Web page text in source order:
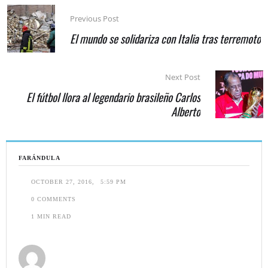
FARÁNDULA
OCTOBER 27, 2016 5:59 PM
0 COMMENTS
1 MIN READ
Previous Post
El mundo se solidariza con Italia tras terremoto
Next Post
El fútbol llora al legendario brasileño Carlos
Alberto